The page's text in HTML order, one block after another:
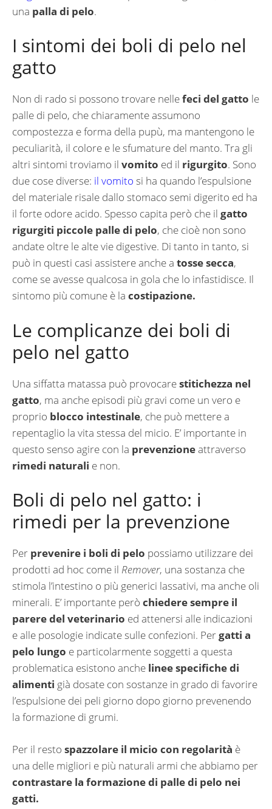
una palla di pelo.
I sintomi dei boli di pelo nel
gatto
Non di rado si possono trovare nellefeci del gatto le
palle di pelo, che chiaramente assumono
compostezza e forma della pupù, ma mantengono le
peculiarità, il colore e le sfumature del manto. Tra gli
altri sintomi troviamo il vomito ed il rigurgito. Sono
due cose diverse: il vomito si ha quando l’espulsione
del materiale risale dallo stomaco semi digerito ed ha
il forte odore acido. Spesso capita però che il gatto
rigurgiti piccole palle di pelo, che cioè non sono
andate oltre le alte vie digestive. Di tanto in tanto, si
può in questi casi assistere anche a tosse secca,
come se avesse qualcosa in gola che lo infastidisce. Il
sintomo più comune è la costipazione.
Le complicanze dei boli di
pelo nel gatto
Una siffatta matassa può provocarestitichezza nel
gatto, ma anche episodi più gravi come un vero e
proprio blocco intestinale, che può mettere a
repentaglio la vita stessa del micio. E’ importante in
questo senso agire con la prevenzioneattraverso
rimedi naturali e non.
Boli di pelo nel gatto: i
rimedi per la prevenzione
Per prevenire i boli di pelo possiamo utilizzare dei
prodotti ad hoc come il Remover, una sostanza che
stimola l’intestino o più generici lassativi, ma anche oli
minerali. E’ importante però chiedere sempre il
parere del veterinario ed attenersi alle indicazioni
e alle posologie indicate sulle confezioni. Pergatti a
pelo lungo e particolarmente soggetti a questa
problematica esistono anche linee specifiche di
alimenti già dosate con sostanze in grado di favorire
l’espulsione dei peli giorno dopo giorno prevenendo
la formazione di grumi.
Per il resto spazzolare il micio con regolarità è
una delle migliori e più naturali armi che abbiamo per
contrastare la formazione di palle di pelo nei
gatti.